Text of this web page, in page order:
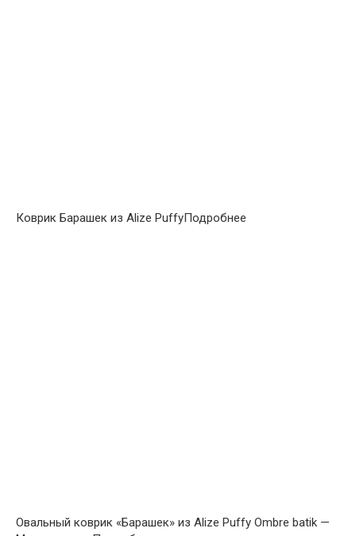
Коврик Барашек из Alize PuffyПодробнее
Овальный коврик «Барашек» из Alize Puffy Ombre batik —